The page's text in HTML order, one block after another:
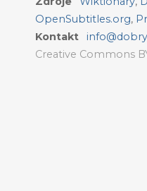
OpenSubtitles.org,
Kontakt
Creative Commons